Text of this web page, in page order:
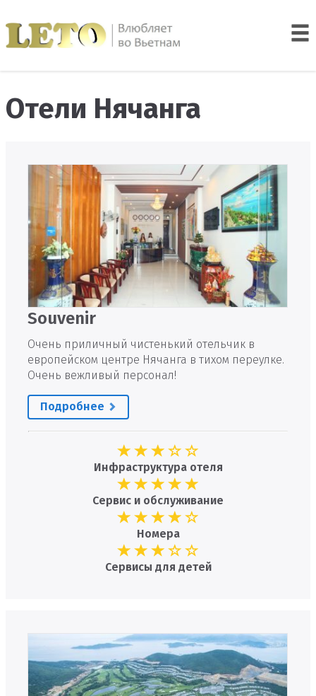
Отели Нячанга
Souvenir
Очень приличный чистенький отельчик в
европейском центре Нячанга в тихом переулке.
Очень вежливый персонал!
Подробнее
Инфраструктура отеля
Сервис и обслуживание
Номера
Сервисы для детей